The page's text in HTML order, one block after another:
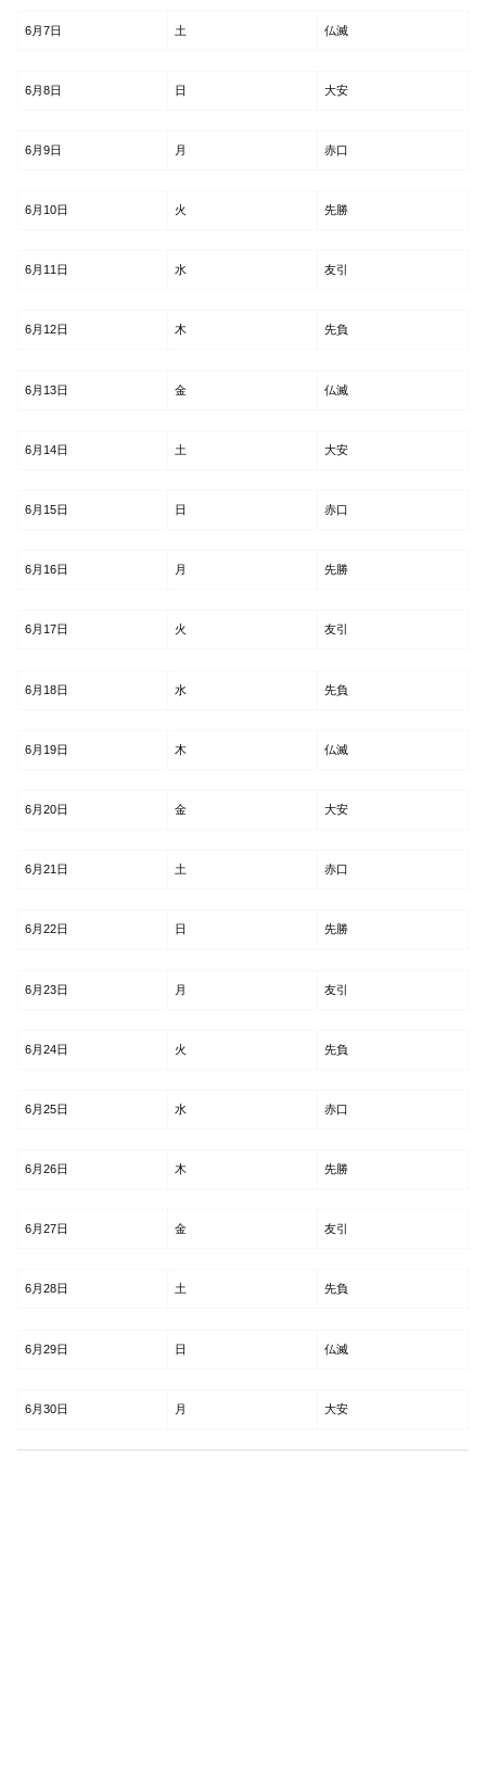
6月7日 土 仏滅
6月8日 日 大安
6月9日 月 赤口
6月10日 火 先勝
6月11日 水 友引
6月12日 木 先負
6月13日 金 仏滅
6月14日 土 大安
6月15日 日 赤口
6月16日 月 先勝
6月17日 火 友引
6月18日 水 先負
6月19日 木 仏滅
6月20日 金 大安
6月21日 土 赤口
6月22日 日 先勝
6月23日 月 友引
6月24日 火 先負
6月25日 水 赤口
6月26日 木 先勝
6月27日 金 友引
6月28日 土 先負
6月29日 日 仏滅
6月30日 月 大安